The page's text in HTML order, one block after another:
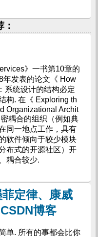
》一书第10章的
年发表的论文《 How
系统设计的结构必定
构. 在《 Exploring th
Organizational Archit
耦合的组织（例如典
同一地点工作，具有
软件倾向于较少模块
布式的开源社区）开
耦合较少.
定律、康威
博客
单. 所有的事都会比你